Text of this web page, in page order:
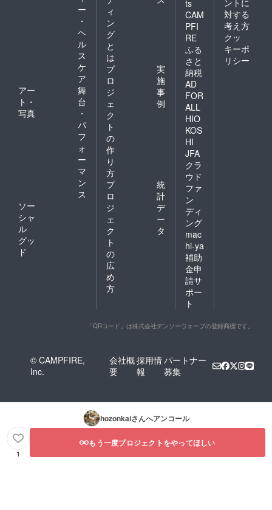
ー
・
ヘ
ル
ス
ケ
ア
アー
ト・
写真
舞
台
・
パ
フ
ォ
ー
マ
ン
ス
ソー
シャ
ル
グッ
ド
ィ
ン
グ
と
は
プ
ロ
ジ
ェ
ク
ト
の
作
り
方
実
施
事
例
プ
ロ
ジ
ェ
ク
ト
の
広
め
方
統
計
デ
ー
タ
ts
CAM
PFI
RE
ふる
さと
納税
AD
FOR
ALL
HIO
KOS
HI
JFA
クラ
ウド
ファ
ン
ディ
ング
mac
hi-ya
補助
金申
請サ
ポー
ト
ントに
対する
考え方
クッ
キーポ
リシー
「QRコード」は株式会社デンソーウェーブの登録商標です。
© CAMPFIRE,
Inc.
会社概
要
採用情
報
パートナー
募集
hozonkaiさんへアンコール
1
もう一度プロジェクトをやってほしい